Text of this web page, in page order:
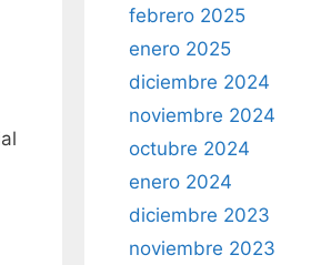
febrero 2025
enero 2025
diciembre 2024
noviembre 2024
octubre 2024
enero 2024
diciembre 2023
noviembre 2023